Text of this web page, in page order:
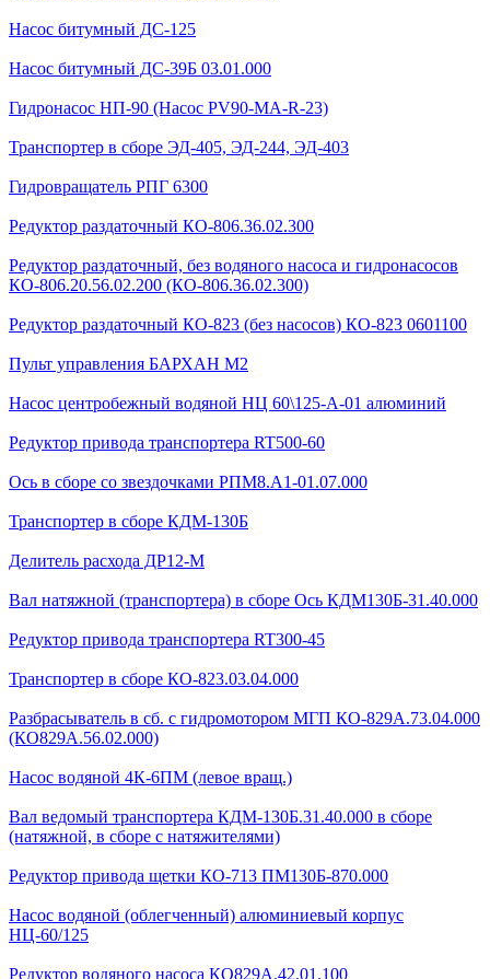
Насос битумный ДС-125
Насос битумный ДС-39Б 03.01.000
Гидронасос НП-90 (Насос PV90-MA-R-23)
Транспортер в сборе ЭД-405, ЭД-244, ЭД-403
Гидровращатель РПГ 6300
Редуктор раздаточный КО-806.36.02.300
Редуктор раздаточный, без водяного насоса и гидронасосов
КО-806.20.56.02.200 (КО-806.36.02.300)
Редуктор раздаточный КО-823 (без насосов) КО-823 0601100
Пульт управления БАРХАН М2
Насос центробежный водяной НЦ 60\125-А-01 алюминий
Редуктор привода транспортера RT500-60
Ось в сборе со звездочками РПМ8.А1-01.07.000
Транспортер в сборе КДМ-130Б
Делитель расхода ДР12-М
Вал натяжной (транспортера) в сборе Ось КДМ130Б-31.40.000
Редуктор привода транспортера RT300-45
Транспортер в сборе КО-823.03.04.000
Разбрасыватель в сб. с гидромотором МГП КО-829А.73.04.000
(КО829А.56.02.000)
Насос водяной 4К-6ПМ (левое вращ.)
Вал ведомый транспортера КДМ-130Б.31.40.000 в сборе
(натяжной, в сборе с натяжителями)
Редуктор привода щетки КО-713 ПМ130Б-870.000
Насос водяной (облегченный) алюминиевый корпус
НЦ-60/125
Редуктор водяного насоса КО829А.42.01.100